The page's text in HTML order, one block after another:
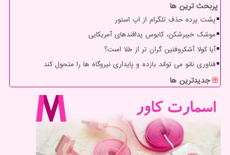
پربحث ترین ها
پشت پرده حذف تلگرام از اپ استور
موشک خیبرشکن، کابوس پدافندهای آمریکایی
آیا کولا آشکروفتین گران تر از طلا است؟
فناوری نانو می تواند بازده و پایداری نیروگاه ها را متحول کند
جدیدترین ها